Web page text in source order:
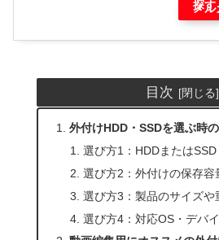
探す
メル
目次
外付けHDD・SSDを選ぶ時
選び方1：HDDまたはSSD
選び方2：外付けの保存容
選び方3：製品のサイズや
選び方4：対応OS・デバ